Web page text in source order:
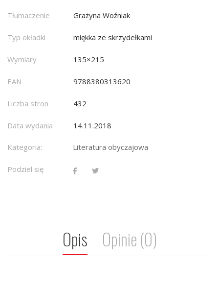
Tłumaczenie Grażyna Woźniak
Typ okładki miękka ze skrzydełkami
Wymiary 135×215
EAN 9788380313620
Liczba stron 432
Data wydania 14.11.2018
Kategoria: Literatura obyczajowa
Podziel się
Opis Opinie (0)